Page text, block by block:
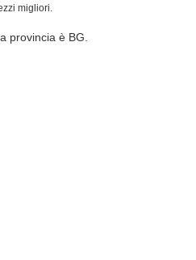
migliori.
provincia è BG.